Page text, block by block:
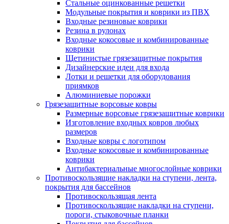
Стальные оцинкованные решетки
Модульные покрытия и коврики из ПВХ
Входные резиновые коврики
Резина в рулонах
Входные кокосовые и комбинированные
коврики
Щетинистые грязезащитные покрытия
Дизайнерские идеи для входа
Лотки и решетки для оборудования
приямков
Алюминиевые порожки
Грязезащитные ворсовые ковры
Размерные ворсовые грязезащитные коврики
Изготовление входных ковров любых
размеров
Входные ковры с логотипом
Входные кокосовые и комбинированные
коврики
Антибактериальные многослойные коврики
Противоскользящие накладки на ступени, лента,
покрытия для бассейнов
Противоскользящая лента
Противоскользящие накладки на ступени,
пороги, стыковочные планки